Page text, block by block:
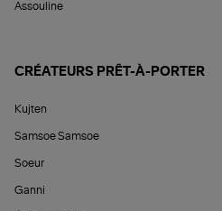
Assouline
CRÉATEURS PRÊT-À-PORTER
Kujten
Samsoe Samsoe
Soeur
Ganni